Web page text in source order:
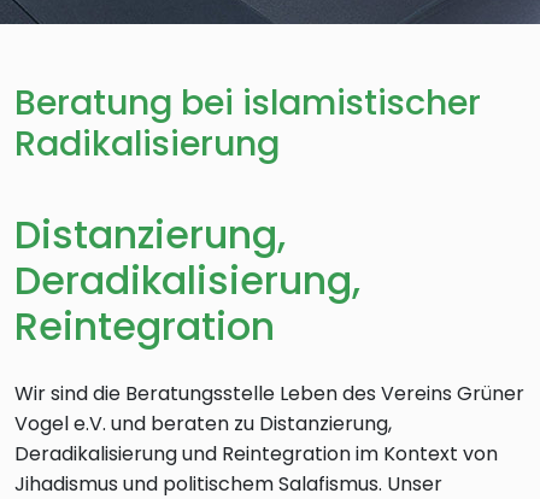
Beratung bei islamistischer
Radikalisierung
Distanzierung,
Deradikalisierung,
Reintegration
Wir sind die Beratungsstelle Leben des Vereins Grüner
Vogel e.V. und beraten zu Distanzierung,
Deradikalisierung und Reintegration im Kontext von
Jihadismus und politischem Salafismus. Unser